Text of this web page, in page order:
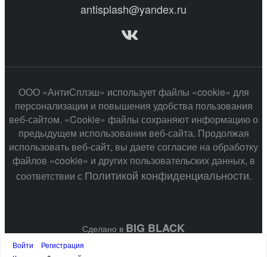
antisplash@yandex.ru
ООО «АнтиСплэш» использует файлы «cookie» для
персонализации и повышения удобства пользования
веб-сайтом. «Cookie» файлы сохраняют информацию о
предыдущем использовании веб-сайта. Продолжая
использовать веб-сайт, вы даете согласие на обработку
файлов «cookie» и других пользовательских данных, в
соответствии с Политикой конфиденциальности.
Сделано в BIG BLACK
Войти
Регистрация